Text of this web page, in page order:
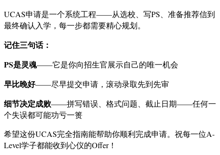
UCAS申请是一个系统工程——从选校、写PS、准备推荐信到
最终确认入学，每一步都需要精心规划。
记住三句话：
PS是灵魂——它是你向招生官展示自己的唯一机会
早比晚好——尽早提交申请，滚动录取先到先审
细节决定成败——拼写错误、格式问题、截止日期——任何一
个失误都可能功亏一篑
希望这份UCAS完全指南能帮助你顺利完成申请。祝每一位A-
Level学子都能收到心仪的Offer！